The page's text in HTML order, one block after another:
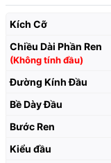
Kích Cỡ
Chiều Dài Phần Ren
(Không tính đầu)
Đường Kính Đầu
Bề Dày Đầu
Bước Ren
Kiểu đầu